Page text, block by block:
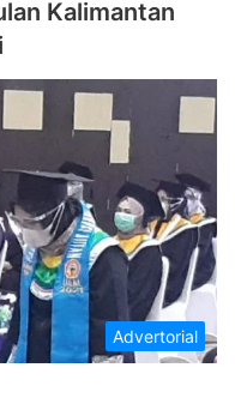
Kalimantan
Advertorial